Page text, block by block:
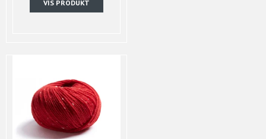
VIS PRODUKT